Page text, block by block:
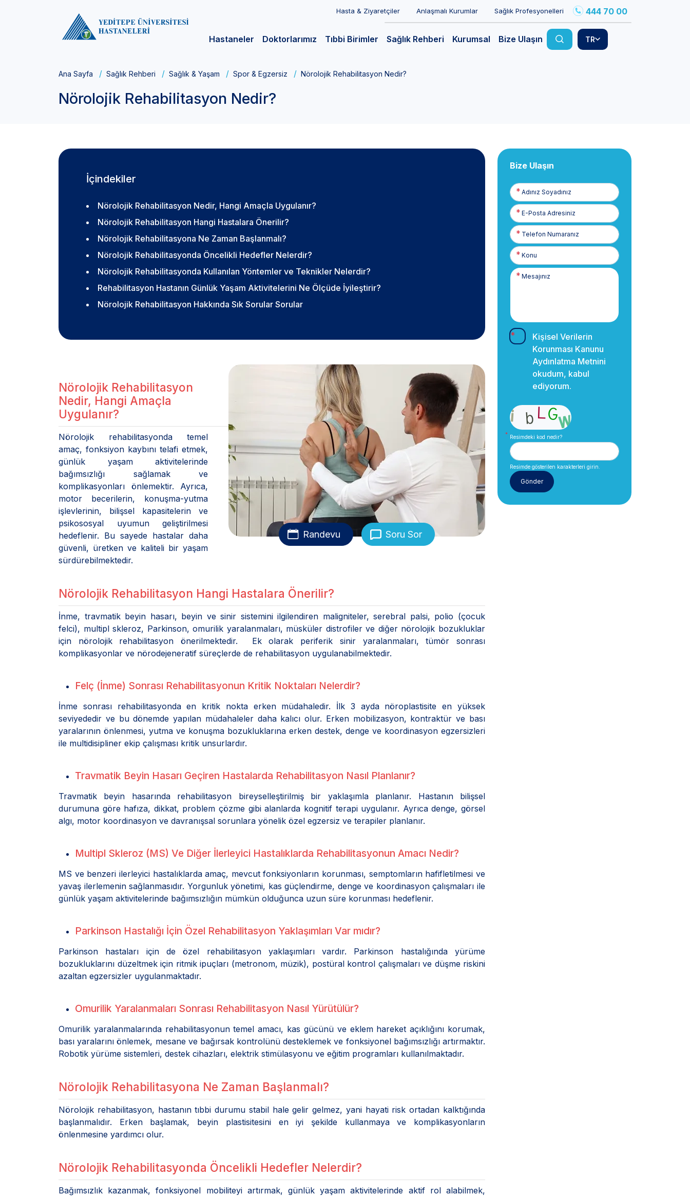
Hasta & Ziyaretçiler Anlaşmalı Kurumlar Sağlık Profesyonelleri 444 70 00
Hastaneler Doktorlarımız Tıbbi Birimler Sağlık Rehberi Kurumsal Bize Ulaşın TR
Ana Sayfa Sağlık Rehberi Sağlık & Yaşam Spor & Egzersiz Nörolojik Rehabilitasyon Nedir?
Nörolojik Rehabilitasyon Nedir?
İçindekiler
Nörolojik Rehabilitasyon Nedir, Hangi Amaçla Uygulanır?
Nörolojik Rehabilitasyon Hangi Hastalara Önerilir?
Nörolojik Rehabilitasyona Ne Zaman Başlanmalı?
Nörolojik Rehabilitasyonda Öncelikli Hedefler Nelerdir?
Nörolojik Rehabilitasyonda Kullanılan Yöntemler ve Teknikler Nelerdir?
Rehabilitasyon Hastanın Günlük Yaşam Aktivitelerini Ne Ölçüde İyileştirir?
Nörolojik Rehabilitasyon Hakkında Sık Sorular Sorular
Randevu Soru Sor
Nörolojik Rehabilitasyon
Nedir, Hangi Amaçla
Uygulanır?
Nörolojik rehabilitasyonda temel
amaç, fonksiyon kaybını telafi etmek,
günlük yaşam aktivitelerinde
bağımsızlığı sağlamak ve
komplikasyonları önlemektir. Ayrıca,
motor becerilerin, konuşma-yutma
işlevlerinin, bilişsel kapasitelerin ve
psikososyal uyumun geliştirilmesi
hedeflenir. Bu sayede hastalar daha
güvenli, üretken ve kaliteli bir yaşam
sürdürebilmektedir.
Nörolojik Rehabilitasyon Hangi Hastalara Önerilir?
İnme, travmatik beyin hasarı, beyin ve sinir sistemini ilgilendiren maligniteler, serebral palsi, polio (çocuk
felci), multipl skleroz, Parkinson, omurilik yaralanmaları, müsküler distrofiler ve diğer nörolojik bozukluklar
için nörolojik rehabilitasyon önerilmektedir. Ek olarak periferik sinir yaralanmaları, tümör sonrası
komplikasyonlar ve nörodejeneratif süreçlerde de rehabilitasyon uygulanabilmektedir.
Felç (İnme) Sonrası Rehabilitasyonun Kritik Noktaları Nelerdir?
İnme sonrası rehabilitasyonda en kritik nokta erken müdahaledir. İlk 3 ayda nöroplastisite en yüksek
seviyededir ve bu dönemde yapılan müdahaleler daha kalıcı olur. Erken mobilizasyon, kontraktür ve bası
yaralarının önlenmesi, yutma ve konuşma bozukluklarına erken destek, denge ve koordinasyon egzersizleri
ile multidisipliner ekip çalışması kritik unsurlardır.
Travmatik Beyin Hasarı Geçiren Hastalarda Rehabilitasyon Nasıl Planlanır?
Travmatik beyin hasarında rehabilitasyon bireyselleştirilmiş bir yaklaşımla planlanır. Hastanın bilişsel
durumuna göre hafıza, dikkat, problem çözme gibi alanlarda kognitif terapi uygulanır. Ayrıca denge, görsel
algı, motor koordinasyon ve davranışsal sorunlara yönelik özel egzersiz ve terapiler planlanır.
Multipl Skleroz (MS) Ve Diğer İlerleyici Hastalıklarda Rehabilitasyonun Amacı Nedir?
MS ve benzeri ilerleyici hastalıklarda amaç, mevcut fonksiyonların korunması, semptomların hafifletilmesi ve
yavaş ilerlemenin sağlanmasıdır. Yorgunluk yönetimi, kas güçlendirme, denge ve koordinasyon çalışmaları ile
günlük yaşam aktivitelerinde bağımsızlığın mümkün olduğunca uzun süre korunması hedeflenir.
Parkinson Hastalığı İçin Özel Rehabilitasyon Yaklaşımları Var mıdır?
Parkinson hastaları için de özel rehabilitasyon yaklaşımları vardır. Parkinson hastalığında yürüme
bozukluklarını düzeltmek için ritmik ipuçları (metronom, müzik), postüral kontrol çalışmaları ve düşme riskini
azaltan egzersizler uygulanmaktadır.
Omurilik Yaralanmaları Sonrası Rehabilitasyon Nasıl Yürütülür?
Omurilik yaralanmalarında rehabilitasyonun temel amacı, kas gücünü ve eklem hareket açıklığını korumak,
bası yaralarını önlemek, mesane ve bağırsak kontrolünü desteklemek ve fonksiyonel bağımsızlığı artırmaktır.
Robotik yürüme sistemleri, destek cihazları, elektrik stimülasyonu ve eğitim programları kullanılmaktadır.
Nörolojik Rehabilitasyona Ne Zaman Başlanmalı?
Nörolojik rehabilitasyon, hastanın tıbbi durumu stabil hale gelir gelmez, yani hayati risk ortadan kalktığında
başlanmalıdır. Erken başlamak, beyin plastisitesini en iyi şekilde kullanmaya ve komplikasyonların
önlenmesine yardımcı olur.
Nörolojik Rehabilitasyonda Öncelikli Hedefler Nelerdir?
Bağımsızlık kazanmak, fonksiyonel mobiliteyi artırmak, günlük yaşam aktivitelerinde aktif rol alabilmek,
Bize Ulaşın
Adınız
Soyadınız
E-
Posta
Telefon
Numaranız
Kişisel Verilerin
Korunması Kanunu
Aydınlatma Metnini
okudum, kabul
ediyorum.
Resimdeki kod nedir?
Resimde gösterilen karakterleri girin.